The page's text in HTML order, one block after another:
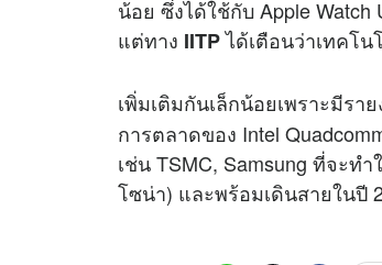
น้อย ซึ่งได้ใช้กับ Apple
แต่ทาง IITPได้เตือนว่าเทคโ
เพิ่มเติมกันเล็กน้อยเพราะมีรา
การตลาดของ Intel
เช่น TSMC, Samsung ที่จะท
โซน่า) และพร้อมเดินสายในปี